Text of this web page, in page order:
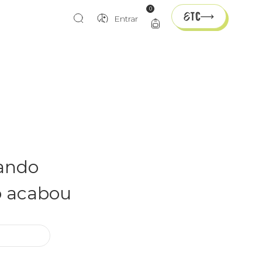
Entrar
0
acabou